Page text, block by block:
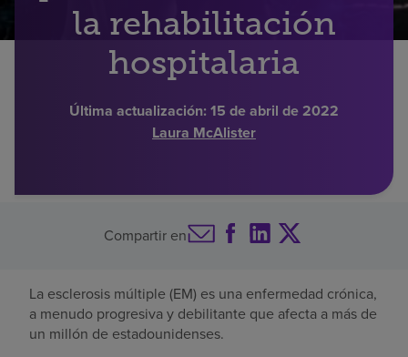
Buscar un centrola rehabilitación
hospitalaria
Última actualización: 15 de abril de 2022
Laura McAlister
Compartir en
La esclerosis múltiple (EM) es una enfermedad crónica,
a menudo progresiva y debilitante que afecta a más de
un millón de estadounidenses.